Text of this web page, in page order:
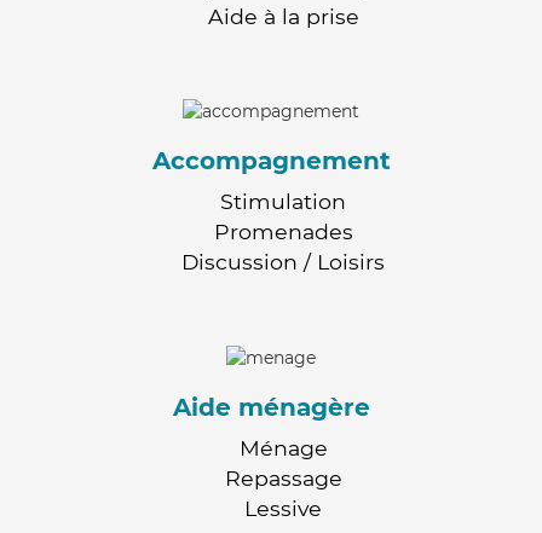
Aide à la prise
Accompagnement
Stimulation
Promenades
Discussion / Loisirs
Aide ménagère
Ménage
Repassage
Lessive